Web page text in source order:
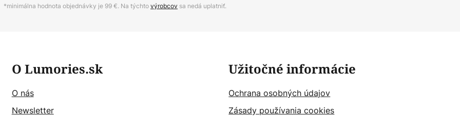
*minimálna hodnota objednávky je 99 €. Na týchtovýrobcov sa nedá uplatniť.
O Lumories.sk
O nás
Newsletter
Užitočné informácie
Ochrana osobných údajov
Zásady používania cookies